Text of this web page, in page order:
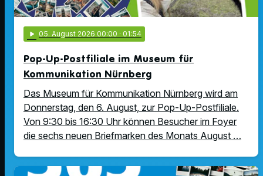
play_arrow 05. August 2026 00:00 · 01:54
Pop-Up-Postfiliale im Museum für
Kommunikation Nürnberg
Das Museum für Kommunikation Nürnberg wird am
Donnerstag, den 6. August, zur Pop-Up-Postfiliale.
Von 9:30 bis 16:30 Uhr können Besucher im Foyer
die sechs neuen Briefmarken des Monats August …